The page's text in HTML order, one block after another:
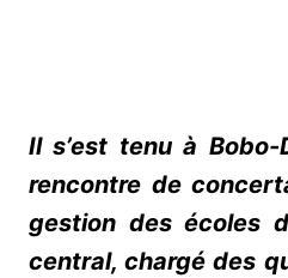
Il s’est tenu à
rencontre de
gestion des écoles
central, chargé des